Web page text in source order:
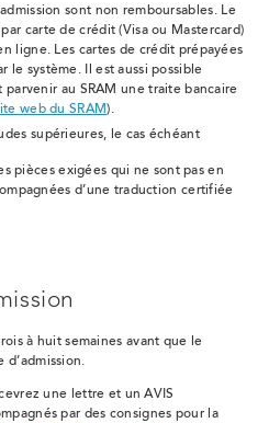
sont non remboursables. Le
carte de crédit (Visa ou Mastercard)
ligne. Les cartes de crédit prépayées
le système. Il est aussi possible
parvenir au SRAM une traite bancaire
web du SRAM ).
supérieures, le cas échéant
pièces exigées qui ne sont pas en
d’une traduction certifiée
à huit semaines avant que le
d’admission.
une lettre et un AVIS
par des consignes pour la